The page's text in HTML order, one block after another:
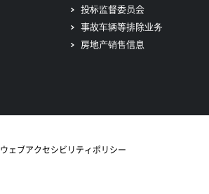
投标监督委员会
事故车辆等排除业务
房地产销售信息
ウェブアクセシビリティポリシー